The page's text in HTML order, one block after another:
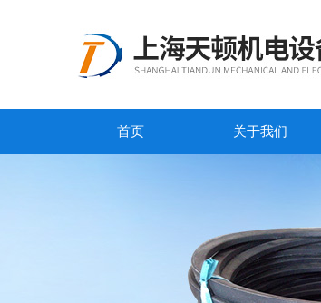
首页 关于我们